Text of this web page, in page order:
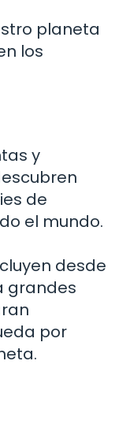
planeta
los
y
de
el mundo.
desde
grandes
por